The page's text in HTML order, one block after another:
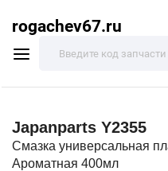
rogachev67.ru
Japanparts Y2355
Смазка универсальная
Ароматная 400мл